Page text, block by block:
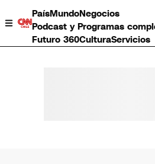
PaísMundoNegocios
Podcast y Programas
Futuro 360CulturaServicios